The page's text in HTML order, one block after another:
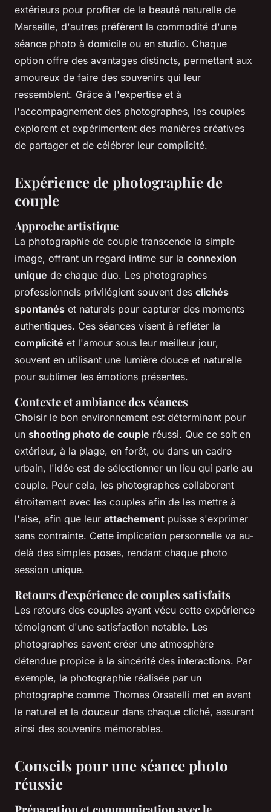
extérieurs pour profiter de la beauté naturelle de
Marseille, d'autres préfèrent la commodité d'une
séance photo à domicile ou en studio. Chaque
option offre des avantages distincts, permettant aux
amoureux de faire des souvenirs qui leur
ressemblent. Grâce à l'expertise et à
l'accompagnement des photographes, les couples
explorent et expérimentent des manières créatives
de partager et de célébrer leur complicité.
Expérience de photographie de
couple
Approche artistique
La photographie de couple transcende la simple
image, offrant un regard intime sur la connexion
unique de chaque duo. Les photographes
professionnels privilégient souvent des clichés
spontanés et naturels pour capturer des moments
authentiques. Ces séances visent à refléter la
complicité et l'amour sous leur meilleur jour,
souvent en utilisant une lumière douce et naturelle
pour sublimer les émotions présentes.
Contexte et ambiance des séances
Choisir le bon environnement est déterminant pour
un shooting photo de couple réussi. Que ce soit en
extérieur, à la plage, en forêt, ou dans un cadre
urbain, l'idée est de sélectionner un lieu qui parle au
couple. Pour cela, les photographes collaborent
étroitement avec les couples afin de les mettre à
l'aise, afin que leur attachement puisse s'exprimer
sans contrainte. Cette implication personnelle va au-
delà des simples poses, rendant chaque photo
session unique.
Retours d'expérience de couples satisfaits
Les retours des couples ayant vécu cette expérience
témoignent d'une satisfaction notable. Les
photographes savent créer une atmosphère
détendue propice à la sincérité des interactions. Par
exemple, la photographie réalisée par un
photographe comme Thomas Orsatelli met en avant
le naturel et la douceur dans chaque cliché, assurant
ainsi des souvenirs mémorables.
Conseils pour une séance photo
réussie